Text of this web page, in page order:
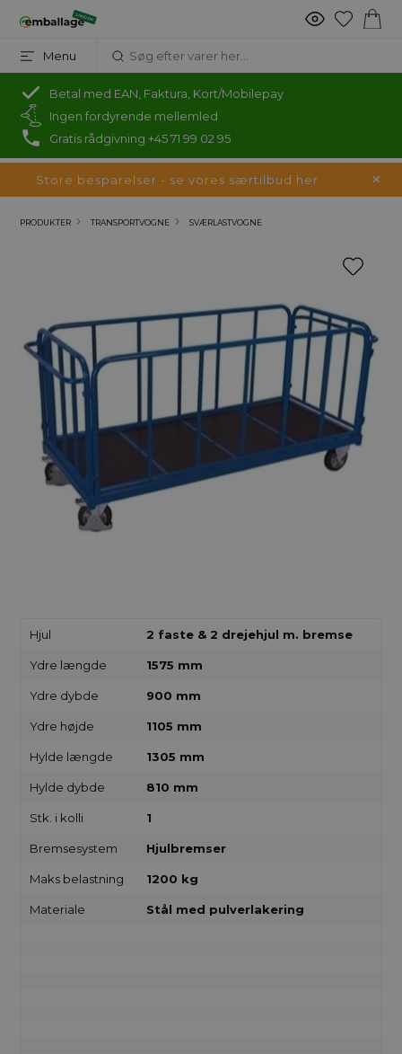
Menu
Betal med EAN, Faktura, Kort/Mobilepay
Ingen fordyrende mellemled
Gratis rådgivning +45 71 99 02 95
Store besparelser - se vores særtilbud her
PRODUKTER TRANSPORTVOGNE SVÆRLASTVOGNE
Hjul 2 faste & 2 drejehjul m. bremse
Ydre længde 1575 mm
Ydre dybde 900 mm
Ydre højde 1105 mm
Hylde længde 1305 mm
Hylde dybde 810 mm
Stk. i kolli 1
Bremsesystem Hjulbremser
Maks belastning 1200 kg
Materiale Stål med pulverlakering